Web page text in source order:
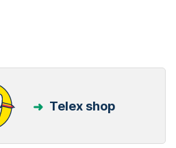
Telex shop